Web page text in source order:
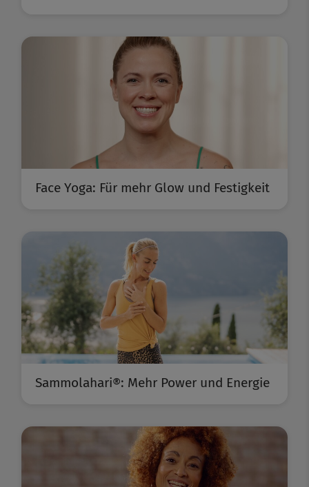
Face Yoga: Für mehr Glow und Festigkeit
Sammolahari®: Mehr Power und Energie